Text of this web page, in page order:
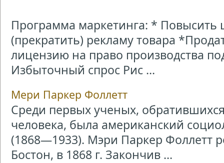
Программа маркетинга: * Повысить
(прекратить) рекламу товара
лицензию на право производства
Избыточный спрос Рис ...
Мери Паркер Фоллетт
Среди первых ученых,
человека, была американский
(1868—1933). Мэри Паркер Фоллетт
Бостон, в 1868 г. Закончив ...